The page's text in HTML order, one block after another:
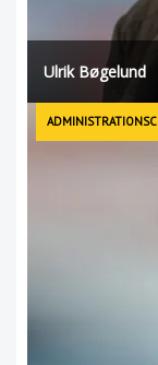
Ulrik Bøgelund